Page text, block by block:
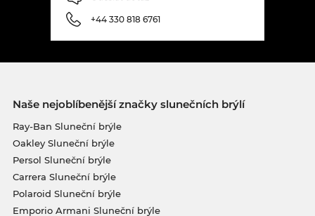
+44 330 818 6761
Naše nejoblíbenější značky slunečních brýlí
Ray-Ban Sluneční brýle
Oakley Sluneční brýle
Persol Sluneční brýle
Carrera Sluneční brýle
Polaroid Sluneční brýle
Emporio Armani Sluneční brýle